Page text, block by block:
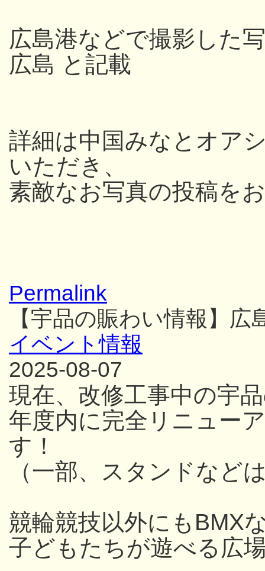
広島港などで撮影した
広島 と記載
詳細は中国みなとオア
いただき、
素敵なお写真の投稿を
Permalink
【宇品の賑わい情報】広
イベント情報
2025-08-07
現在、改修工事中の宇
年度内に完全リニュー
す！
（一部、スタンドなど
競輪競技以外にもBMX
子どもたちが遊べる広